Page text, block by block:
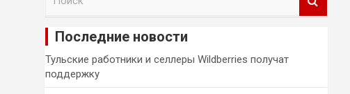
и
Последние новости
Тульские работники и селлеры Wildberries получат
поддержку